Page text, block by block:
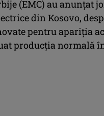
(EMC) au anunţat
din Kosovo,
pentru apariţia
producţia normală